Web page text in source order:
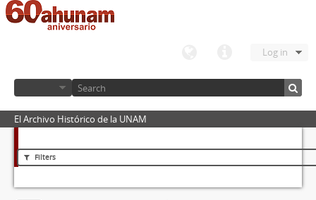
Log in
El Archivo Histórico de la UNAM
Filters